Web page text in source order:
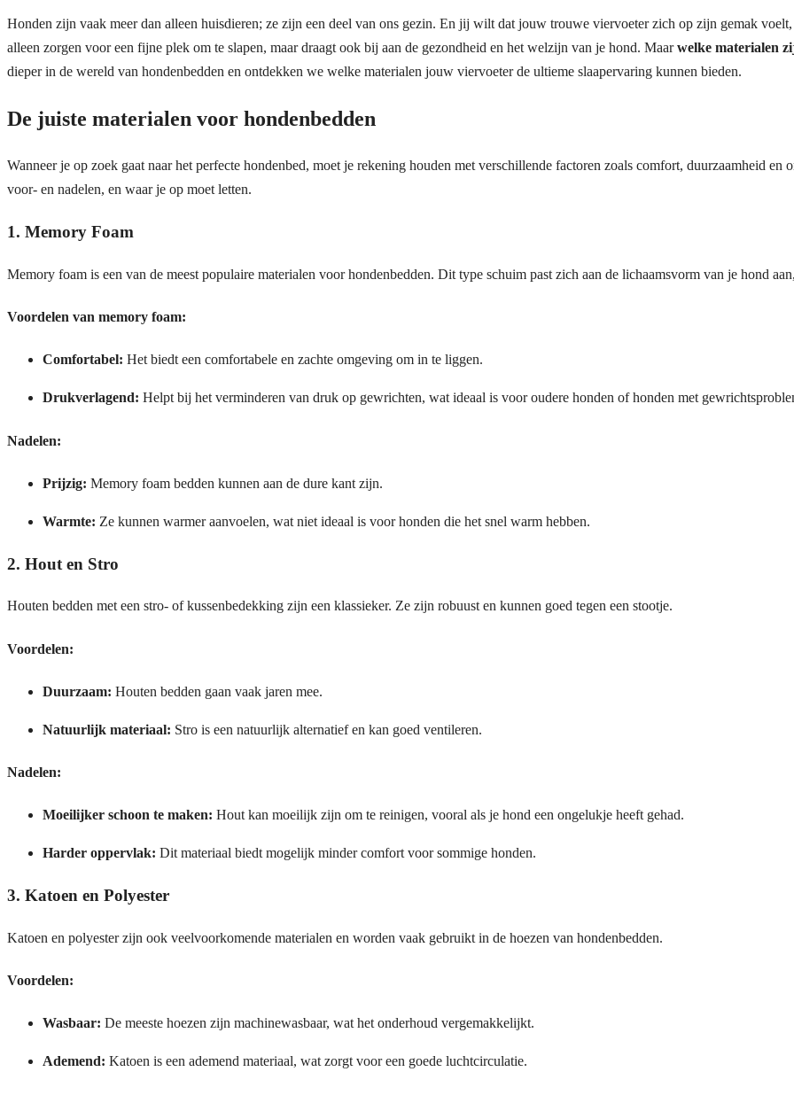
Honden zijn vaak meer dan alleen huisdieren; ze zijn een deel van ons gezin. En jij wilt dat jouw trouwe viervoeter zich op zijn gemak
alleen zorgen voor een fijne plek om te slapen, maar draagt ook bij aan de gezondheid en het welzijn van je hond. Maarwelke materialen
dieper in de wereld van hondenbedden en ontdekken we welke materialen jouw viervoeter de ultieme slaapervaring kunnen bieden.
De juiste materialen voor hondenbedden
Wanneer je op zoek gaat naar het perfecte hondenbed, moet je rekening houden met verschillende factoren zoals comfort, duurzaamheid en
voor- en nadelen, en waar je op moet letten.
1. Memory Foam
Memory foam is een van de meest populaire materialen voor hondenbedden. Dit type schuim past zich aan de lichaamsvorm van je hond
Voordelen van memory foam:
Comfortabel: Het biedt een comfortabele en zachte omgeving om in te liggen.
Drukverlagend: Helpt bij het verminderen van druk op gewrichten, wat ideaal is voor oudere honden of honden met
Nadelen:
Prijzig: Memory foam bedden kunnen aan de dure kant zijn.
Warmte: Ze kunnen warmer aanvoelen, wat niet ideaal is voor honden die het snel warm hebben.
2. Hout en Stro
Houten bedden met een stro- of kussenbedekking zijn een klassieker. Ze zijn robuust en kunnen goed tegen een stootje.
Voordelen:
Duurzaam: Houten bedden gaan vaak jaren mee.
Natuurlijk materiaal: Stro is een natuurlijk alternatief en kan goed ventileren.
Nadelen:
Moeilijker schoon te maken: Hout kan moeilijk zijn om te reinigen, vooral als je hond een ongelukje heeft gehad.
Harder oppervlak: Dit materiaal biedt mogelijk minder comfort voor sommige honden.
3. Katoen en Polyester
Katoen en polyester zijn ook veelvoorkomende materialen en worden vaak gebruikt in de hoezen van hondenbedden.
Voordelen:
Wasbaar: De meeste hoezen zijn machinewasbaar, wat het onderhoud vergemakkelijkt.
Ademend: Katoen is een ademend materiaal, wat zorgt voor een goede luchtcirculatie.